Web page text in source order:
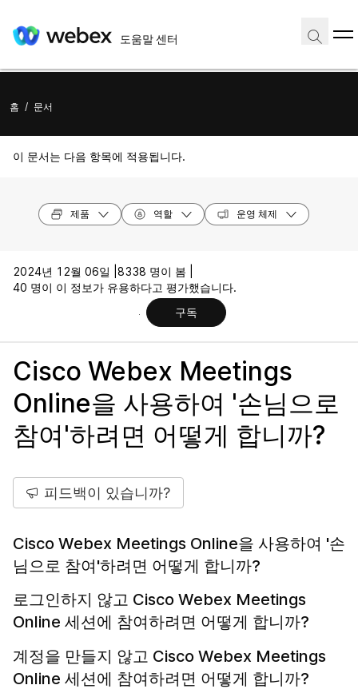
도움말 센터
홈 / 문서
이 문서는 다음 항목에 적용됩니다.
제품 역할 운영 체제
2024년 12월 06일 | 8338 명이 봄 |
40 명이 이 정보가 유용하다고 평가했습니다.
구독
Cisco Webex Meetings
Online을 사용하여 '손님으로
참여'하려면 어떻게 합니까?
피드백이 있습니까?
Cisco Webex Meetings Online을 사용하여 '손
님으로 참여'하려면 어떻게 합니까?
로그인하지 않고 Cisco Webex Meetings
Online 세션에 참여하려면 어떻게 합니까?
계정을 만들지 않고 Cisco Webex Meetings
Online 세션에 참여하려면 어떻게 합니까?